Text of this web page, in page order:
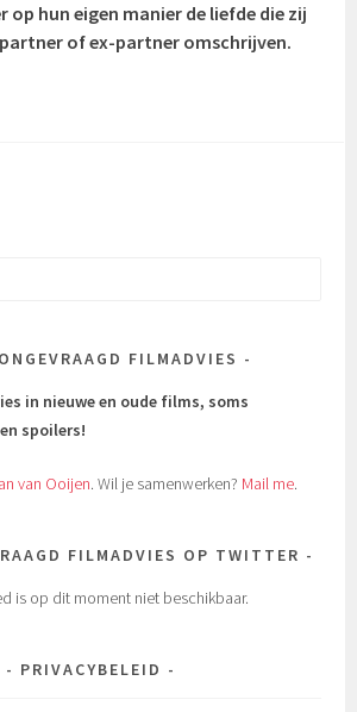
op hun eigen manier de liefde die zij
of ex-partner omschrijven.
FILMADVIES
in nieuwe en oude films, soms
spoilers!
van Ooijen. Wil je samenwerken? Mail me.
FILMADVIES OP TWITTER
is op dit moment niet beschikbaar.
PRIVACYBELEID